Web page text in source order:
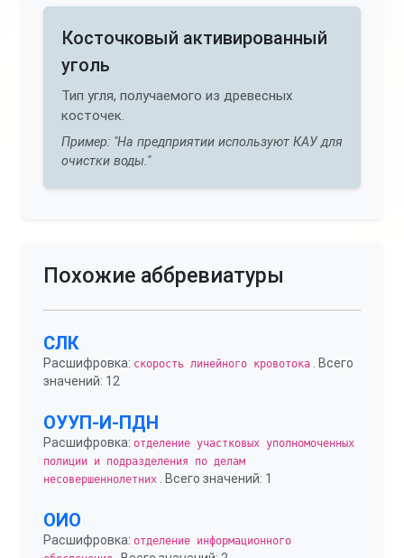
Косточковый активированный
уголь
Тип угля, получаемого из древесных
косточек.
Пример: "На предприятии используют КАУ для
очистки воды."
Похожие аббревиатуры
СЛК
Расшифровка: скорость линейного кровотока . Всего
значений: 12
ОУУП-И-ПДН
Расшифровка: отделение участковых уполномоченных
полиции и подразделения по делам
несовершеннолетних . Всего значений: 1
ОИО
Расшифровка: отделение информационного